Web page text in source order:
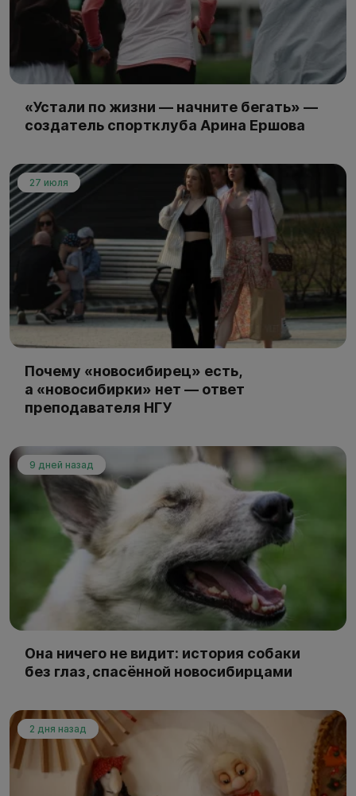
«Устали по жизни — начните бегать» —
создатель спортклуба Арина Ершова
27 июля
Почему «новосибирец» есть,
а «новосибирки» нет — ответ
преподавателя НГУ
9 дней назад
Она ничего не видит: история собаки
без глаз, спасённой новосибирцами
2 дня назад